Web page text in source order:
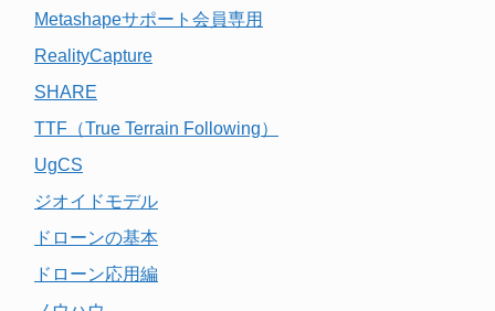
Metashapeサポート会員専用
RealityCapture
SHARE
TTF（True Terrain Following）
UgCS
ジオイドモデル
ドローンの基本
ドローン応用編